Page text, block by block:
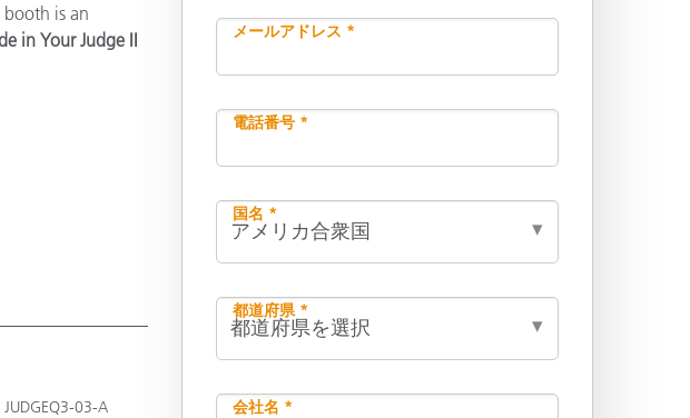
基材is an
in Your Judge II
03-A
メールアドレス *
電話番号 *
国名 *
都道府県 *
会社名 *